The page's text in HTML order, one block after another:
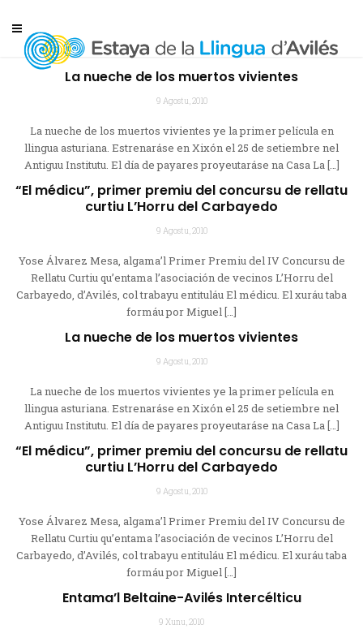
La nueche de los muertos vivientes
9 Agostu, 2010
La nueche de los muertos vivientes ye la primer película en
llingua asturiana. Estrenaráse en Xixón el 25 de setiembre nel
Antiguu Institutu. El día de payares proyeutaráse na Casa La […]
“El médicu”, primer premiu del concursu de rellatu
curtiu L’Horru del Carbayedo
9 Agostu, 2010
Yose Álvarez Mesa, algama’l Primer Premiu del IV Concursu de
Rellatu Curtiu qu’entama l’asociación de vecinos L’Horru del
Carbayedo, d’Avilés, col trabayu entituláu El médicu. El xuráu taba
formáu por Miguel […]
La nueche de los muertos vivientes
9 Agostu, 2010
La nueche de los muertos vivientes ye la primer película en
llingua asturiana. Estrenaráse en Xixón el 25 de setiembre nel
Antiguu Institutu. El día de payares proyeutaráse na Casa La […]
“El médicu”, primer premiu del concursu de rellatu
curtiu L’Horru del Carbayedo
9 Agostu, 2010
Yose Álvarez Mesa, algama’l Primer Premiu del IV Concursu de
Rellatu Curtiu qu’entama l’asociación de vecinos L’Horru del
Carbayedo, d’Avilés, col trabayu entituláu El médicu. El xuráu taba
formáu por Miguel […]
Entama’l Beltaine-Avilés Intercélticu
9 Xunu, 2010